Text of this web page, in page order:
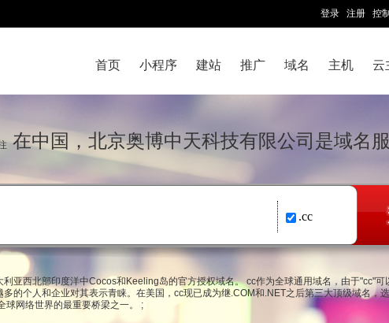
登录 注册 控
首页 小程序 建站 推广 域名 主机 云
在中国，北京奥博中天科技有限公司是域名
.cc
亚西北部印度洋中Cocos和Keeling岛的官方授权域名。 cc作为全球通用域名，由于"cc"可
的个人和企业对其表示青睐。在美国，cc现已成为继.COM和.NET之后第三大顶级域名，
球网络世界的最重要桥梁之一。 ;